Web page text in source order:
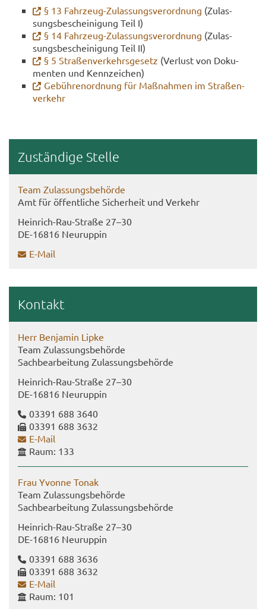
§ 13 Fahrzeug-​Zulassungsverordnung (Zu­las­
sungs­be­schei­ni­gung Teil I)
§ 14 Fahrzeug-​Zulassungsverordnung (Zu­las­
sungs­be­schei­ni­gung Teil II)
§ 5 Stra­ßen­ver­kehrs­ge­setz (Ver­lust von Do­ku­
men­ten und Kenn­zei­chen)
Ge­büh­ren­ord­nung für Maß­nah­men im Stra­ßen­
ver­kehr
Zu­stän­di­ge Stel­le
Team Zu­las­sungs­be­hör­de
Amt für öf­fent­li­che Si­cher­heit und Ver­kehr
Heinrich-​Rau-Straße 27–30
DE-​16816 Neu­rup­pin
E-​Mail
Kon­takt
Herr Ben­ja­min Lipke
Team Zu­las­sungs­be­hör­de
Sach­be­ar­bei­tung Zu­las­sungs­be­hör­de
Heinrich-​Rau-Straße 27–30
DE-​16816 Neu­rup­pin
03391 688 3640
03391 688 3632
E-​Mail
Raum: 133
Frau Yvonne Tonak
Team Zu­las­sungs­be­hör­de
Sach­be­ar­bei­tung Zu­las­sungs­be­hör­de
Heinrich-​Rau-Straße 27–30
DE-​16816 Neu­rup­pin
03391 688 3636
03391 688 3632
E-​Mail
Raum: 101